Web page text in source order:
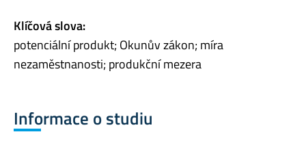
Klíčová slova:
potenciální produkt; Okunův zákon; míra
nezaměstnanosti; produkční mezera
Informace o studiu